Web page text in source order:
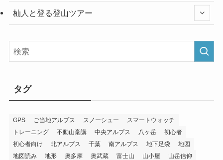
杣人と登る登山ツアー
タグ
GPS ご当地アルプス スノーシュー
スマートウォッチ
トレーニング
不動山毫講 中央アルプス 八ヶ岳
初心者
初心者向け
北アルプス 千葉 南アルプス 地下足袋
地図
地図読み
地形 奥多摩 奥武蔵 富士山 山小屋
山岳信仰